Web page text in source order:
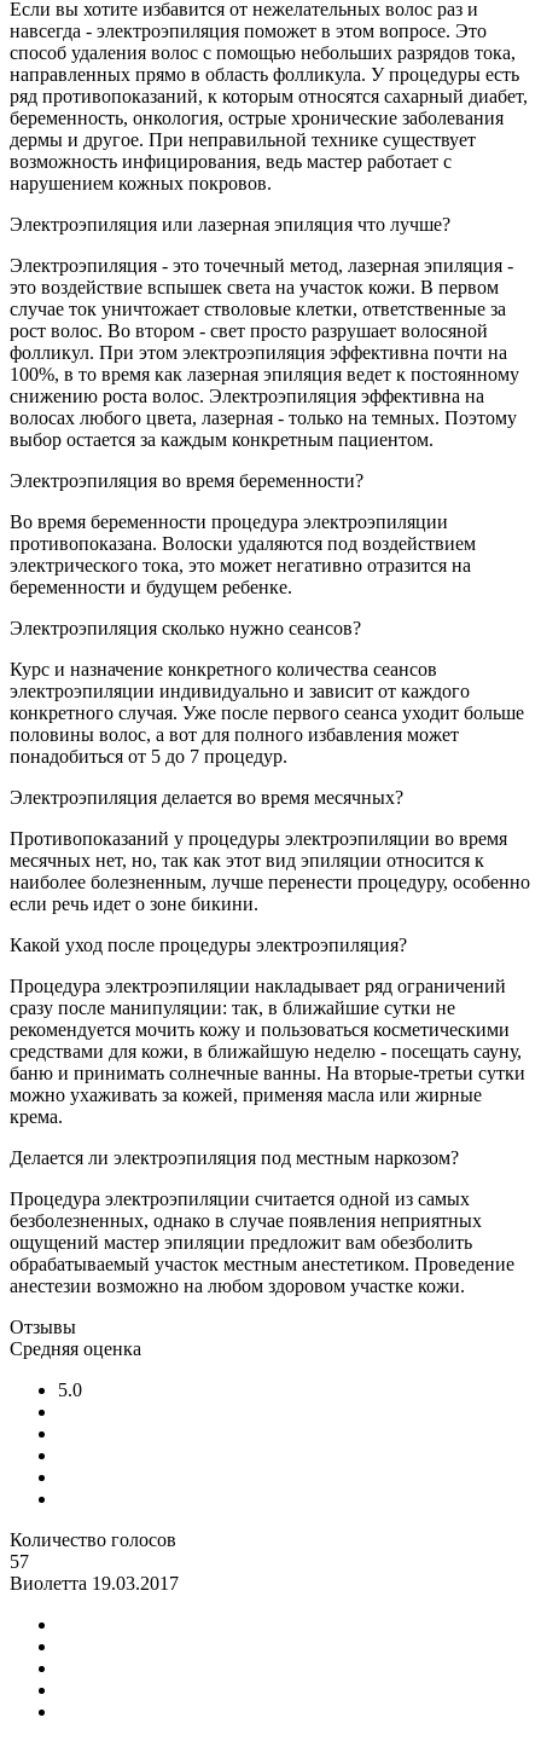
Если вы хотите избавится от нежелательных волос раз и
навсегда - электроэпиляция поможет в этом вопросе. Это
способ удаления волос с помощью небольших разрядов тока,
направленных прямо в область фолликула. У процедуры есть
ряд противопоказаний, к которым относятся сахарный диабет,
беременность, онкология, острые хронические заболевания
дермы и другое. При неправильной технике существует
возможность инфицирования, ведь мастер работает с
нарушением кожных покровов.
Электроэпиляция или лазерная эпиляция что лучше?
Электроэпиляция - это точечный метод, лазерная эпиляция -
это воздействие вспышек света на участок кожи. В первом
случае ток уничтожает стволовые клетки, ответственные за
рост волос. Во втором - свет просто разрушает волосяной
фолликул. При этом электроэпиляция эффективна почти на
100%, в то время как лазерная эпиляция ведет к постоянному
снижению роста волос. Электроэпиляция эффективна на
волосах любого цвета, лазерная - только на темных. Поэтому
выбор остается за каждым конкретным пациентом.
Электроэпиляция во время беременности?
Во время беременности процедура электроэпиляции
противопоказана. Волоски удаляются под воздействием
электрического тока, это может негативно отразится на
беременности и будущем ребенке.
Электроэпиляция сколько нужно сеансов?
Курс и назначение конкретного количества сеансов
электроэпиляции индивидуально и зависит от каждого
конкретного случая. Уже после первого сеанса уходит больше
половины волос, а вот для полного избавления может
понадобиться от 5 до 7 процедур.
Электроэпиляция делается во время месячных?
Противопоказаний у процедуры электроэпиляции во время
месячных нет, но, так как этот вид эпиляции относится к
наиболее болезненным, лучше перенести процедуру, особенно
если речь идет о зоне бикини.
Какой уход после процедуры электроэпиляция?
Процедура электроэпиляции накладывает ряд ограничений
сразу после манипуляции: так, в ближайшие сутки не
рекомендуется мочить кожу и пользоваться косметическими
средствами для кожи, в ближайшую неделю - посещать сауну,
баню и принимать солнечные ванны. На вторые-третьи сутки
можно ухаживать за кожей, применяя масла или жирные
крема.
Делается ли электроэпиляция под местным наркозом?
Процедура электроэпиляции считается одной из самых
безболезненных, однако в случае появления неприятных
ощущений мастер эпиляции предложит вам обезболить
обрабатываемый участок местным анестетиком. Проведение
анестезии возможно на любом здоровом участке кожи.
Отзывы
Средняя оценка
5.0
Количество голосов
57
Виолетта 19.03.2017